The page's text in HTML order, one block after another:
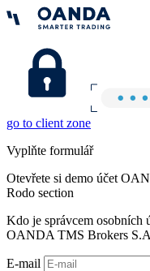
go to client zone
Vyplňte formulář
Otevřete si demo účet
Rodo section
Kdo je správcem osobních
OANDA TMS Brokers
E-mail